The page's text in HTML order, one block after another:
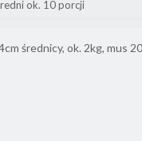
średnicy, ok. 2kg, mus